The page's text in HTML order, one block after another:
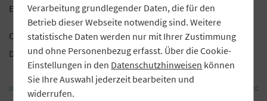
Erding, den 21.12.2022
Christian Berther
Der Vorsitzende des Wahlausschusses
Verarbeitung grundlegender Daten, die für den
Betrieb dieser Webseite notwendig sind. Weitere
statistische Daten werden nur mit Ihrer Zustimmung
und ohne Personenbezug erfasst. Über die Cookie-
Einstellungen in den Datenschutzhinweisen können
Sie Ihre Auswahl jederzeit bearbeiten und
widerrufen.